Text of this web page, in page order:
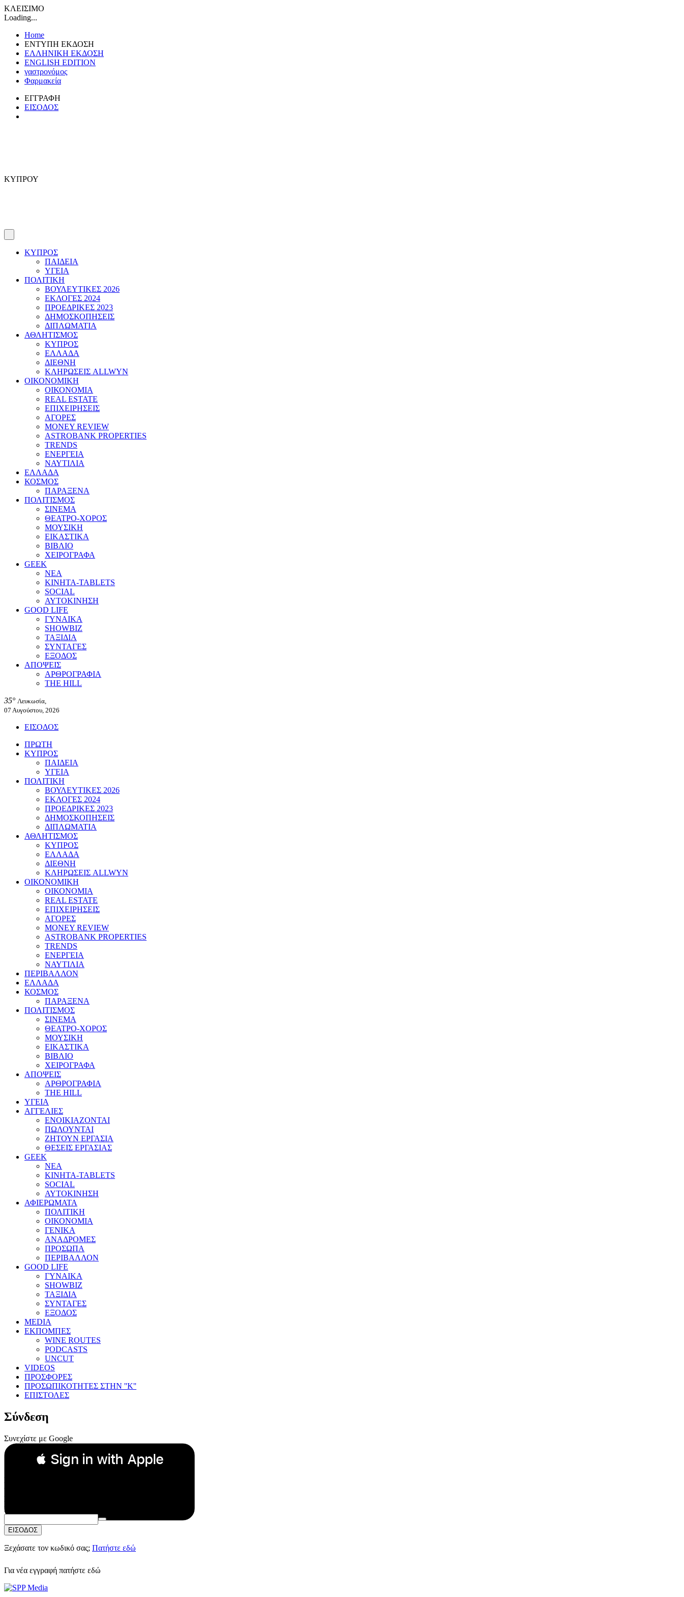
ΚΛΕΙΣΙΜΟ
Loading...
Home
ΕΝΤΥΠΗ ΕΚΔΟΣΗ
ΕΛΛΗΝΙΚΗ ΕΚΔΟΣΗ
ENGLISH EDITION
γαστρονόμος
Φαρμακεία
ΕΓΓΡΑΦΗ
ΕΙΣΟΔΟΣ
ΚΥΠΡΟΥ
ΚΥΠΡΟΣ
ΠΑΙΔΕΙΑ
ΥΓΕΙΑ
ΠΟΛΙΤΙΚΗ
ΒΟΥΛΕΥΤΙΚΕΣ 2026
ΕΚΛΟΓΕΣ 2024
ΠΡΟΕΔΡΙΚΕΣ 2023
ΔΗΜΟΣΚΟΠΗΣΕΙΣ
ΔΙΠΛΩΜΑΤΙΑ
ΑΘΛΗΤΙΣΜΟΣ
ΚΥΠΡΟΣ
ΕΛΛΑΔΑ
ΔΙΕΘΝΗ
ΚΛΗΡΩΣΕΙΣ ALLWYN
ΟΙΚΟΝΟΜΙΚΗ
ΟΙΚΟΝΟΜΙΑ
REAL ESTATE
ΕΠΙΧΕΙΡΗΣΕΙΣ
ΑΓΟΡΕΣ
MONEY REVIEW
ASTROBANK PROPERTIES
TRENDS
ΕΝΕΡΓΕΙΑ
ΝΑΥΤΙΛΙΑ
ΕΛΛΑΔΑ
ΚΟΣΜΟΣ
ΠΑΡΑΞΕΝΑ
ΠΟΛΙΤΙΣΜΟΣ
ΣΙΝΕΜΑ
ΘΕΑΤΡΟ-ΧΟΡΟΣ
ΜΟΥΣΙΚΗ
ΕΙΚΑΣΤΙΚΑ
ΒΙΒΛΙΟ
ΧΕΙΡΟΓΡΑΦΑ
GEEK
ΝΕΑ
ΚΙΝΗΤΑ-TABLETS
SOCIAL
ΑΥΤΟΚΙΝΗΣΗ
GOOD LIFE
ΓΥΝΑΙΚΑ
SHOWBIZ
ΤΑΞΙΔΙΑ
ΣΥΝΤΑΓΕΣ
ΕΞΟΔΟΣ
ΑΠΟΨΕΙΣ
ΑΡΘΡΟΓΡΑΦΙΑ
THE HILL
35° Λευκωσία,
07 Αυγούστου, 2026
ΕΙΣΟΔΟΣ
ΠΡΩΤΗ
ΚΥΠΡΟΣ
ΠΑΙΔΕΙΑ
ΥΓΕΙΑ
ΠΟΛΙΤΙΚΗ
ΒΟΥΛΕΥΤΙΚΕΣ 2026
ΕΚΛΟΓΕΣ 2024
ΠΡΟΕΔΡΙΚΕΣ 2023
ΔΗΜΟΣΚΟΠΗΣΕΙΣ
ΔΙΠΛΩΜΑΤΙΑ
ΑΘΛΗΤΙΣΜΟΣ
ΚΥΠΡΟΣ
ΕΛΛΑΔΑ
ΔΙΕΘΝΗ
ΚΛΗΡΩΣΕΙΣ ALLWYN
ΟΙΚΟΝΟΜΙΚΗ
ΟΙΚΟΝΟΜΙΑ
REAL ESTATE
ΕΠΙΧΕΙΡΗΣΕΙΣ
ΑΓΟΡΕΣ
MONEY REVIEW
ASTROBANK PROPERTIES
TRENDS
ΕΝΕΡΓΕΙΑ
ΝΑΥΤΙΛΙΑ
ΠΕΡΙΒΑΛΛΟΝ
ΕΛΛΑΔΑ
ΚΟΣΜΟΣ
ΠΑΡΑΞΕΝΑ
ΠΟΛΙΤΙΣΜΟΣ
ΣΙΝΕΜΑ
ΘΕΑΤΡΟ-ΧΟΡΟΣ
ΜΟΥΣΙΚΗ
ΕΙΚΑΣΤΙΚΑ
ΒΙΒΛΙΟ
ΧΕΙΡΟΓΡΑΦΑ
ΑΠΟΨΕΙΣ
ΑΡΘΡΟΓΡΑΦΙΑ
THE HILL
ΥΓΕΙΑ
ΑΓΓΕΛΙΕΣ
ΕΝΟΙΚΙΑΖΟΝΤΑΙ
ΠΩΛΟΥΝΤΑΙ
ΖΗΤΟΥΝ ΕΡΓΑΣΙΑ
ΘΕΣΕΙΣ ΕΡΓΑΣΙΑΣ
GEEK
ΝΕΑ
ΚΙΝΗΤΑ-TABLETS
SOCIAL
ΑΥΤΟΚΙΝΗΣΗ
ΑΦΙΕΡΩΜΑΤΑ
ΠΟΛΙΤΙΚΗ
ΟΙΚΟΝΟΜΙΑ
ΓΕΝΙΚΑ
ΑΝΑΔΡΟΜΕΣ
ΠΡΟΣΩΠΑ
ΠΕΡΙΒΑΛΛΟΝ
GOOD LIFE
ΓΥΝΑΙΚΑ
SHOWBIZ
ΤΑΞΙΔΙΑ
ΣΥΝΤΑΓΕΣ
ΕΞΟΔΟΣ
MEDIA
ΕΚΠΟΜΠΕΣ
WINE ROUTES
PODCASTS
UNCUT
VIDEOS
ΠΡΟΣΦΟΡΕΣ
ΠΡΟΣΩΠΙΚΟΤΗΤΕΣ ΣΤΗΝ ''Κ''
ΕΠΙΣΤΟΛΕΣ
Σύνδεση
Συνεχίστε με Google
 Sign in with Apple
Συνεχίστε με Apple
ή
Email:
Κωδικός Πρόσβασης:
ΕΙΣΟΔΟΣ
Ξεχάσατε τον κωδικό σας; Πατήστε εδώ
Για νέα εγγραφή πατήστε εδώ